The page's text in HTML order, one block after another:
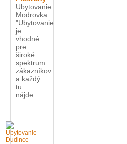
Ubytovanie
Modrovka.
"Ubytovanie
je
vhodné
pre
široké
spektrum
zákazníkov
a každý
tu
nájde